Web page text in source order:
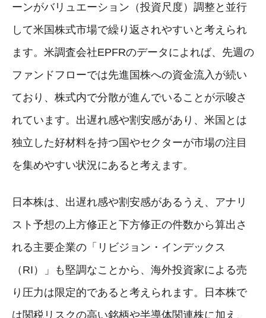
ーンがバリュエーション（投資尺度）調整と並行
して米国株式市場で繰り返されやすいと考えられ
ます。米調査会社EPFRのデータによれば、先週の
ファンドフローでは先進国株への資金流入が続い
ており、株式内で分散が進んでいることが示唆さ
れています。出遅れ感や割安感があり、米国とは
独立した好材料を持つ国やセクターが市場の注目
を集めやすい状況にあると考えます。
日本株は、出遅れ感や割安感があるうえ、アナリ
スト予想の上方修正と下方修正の件数から算出さ
れる主要企業の「リビジョン・インデックス
（RI）」も堅調なことから、海外投資家による売
り圧力は限定的であると考えられます。日本株で
は関税リスクの高い銘柄や半導体関連株に加え、